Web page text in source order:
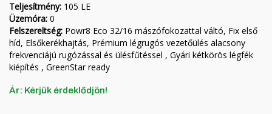
Deutsch
Teljesítmény: 105 LE
Üzemóra: 0
Felszereltség: Powr8 Eco 32/16 mászófokozattal váltó, Fix első
híd, Elsőkerékhajtás, Prémium légrugós vezetőülés alacsony
frekvenciájú rugózással és ülésfűtéssel , Gyári kétkörös légfék
kiépítés , GreenStar ready
Ár: Kérjük érdeklődjön!